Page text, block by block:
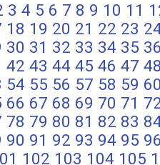
3 4 5 6 7 8 9 10 11
18 19 20 21 22 23
30 31 32 33 34 35
42 43 44 45 46 47
54 55 56 57 58 59
66 67 68 69 70 71
78 79 80 81 82 83
90 91 92 93 94 95
102 103 104 105